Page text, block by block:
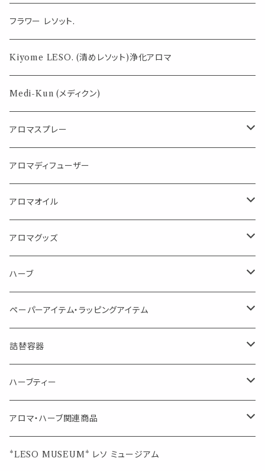
ーパー
帳 便利
気になる虫対策に
薄荷の香りで体感温度-4℃ !? スースーシリーズ
パロサント
フラワー レソット.
Kiyome LESO. (清めレソット)浄化アロマ
Medi-Kun (メディクン)
アロマスプレー
目的で選ぶ
蒸し暑い夏やリフレッシュに
消臭に（用途：空間や衣服）
FLOWER LESO. フラワレソット
Kiyome LESO. キヨメ レソット
体感-4℃ !? 薄荷をブレンドしたアロマスプレー
AroMachi アロマチ 町の香り
Mask&Pillow Aroma
アロマディフューザー
アロマオイル
エッセンシャルオイル
シングル
ブレンド
キャリアオイル
アロマグッズ
エッセンシャルオイル
ディフューザー
ハーブ
サシェ・香り袋
ハーブティー
シングル
キャンディー
ペーパーアイテム・ラッピングアイテム
シーリングワックス シール
ペーパークリップ
ウェルカムボード・装飾
席札クリップ
詰替容器
ロールオンボトル
スプレーボトル
スポイトボトル
ハーブティー
ブレンド
ジュエル オブ ビューティー
シングル
アロマ・ハーブ関連商品
エッセンシャルオイル
*LESO MUSEUM* レソ ミュージアム